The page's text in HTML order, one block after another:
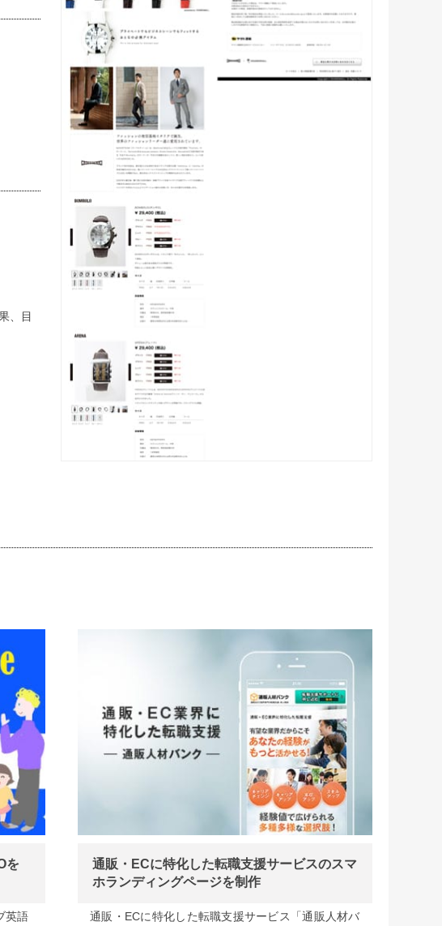
、目
を
英語
通販・ECに特化した転職支援サービスのスマ
ホランディングページを制作
通販・ECに特化した転職支援サービス「通販人材バ